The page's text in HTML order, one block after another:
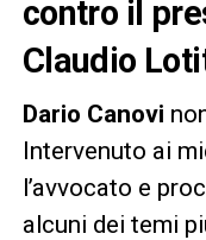
contro il
Claudio
Dario Canovi
Intervenuto ai
l’avvocato e
alcuni dei temi